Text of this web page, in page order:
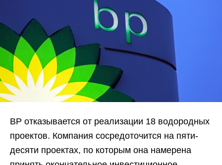
BP отказывается от реализации 18 водородных
проектов. Компания сосредоточится на пяти-
десяти проектах, по которым она намерена